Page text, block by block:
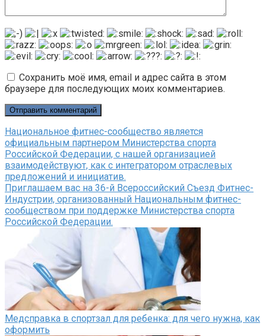
Сохранить моё имя, email и адрес сайта в этом
браузере для последующих моих комментариев.
Национальное фитнес-сообщество является
официальным партнером Министерства спорта
Российской Федерации, с нашей организацией
взаимодействуют, как с интегратором отраслевых
предложений и инициатив.
Приглашаем вас на 36-й Всероссийский Съезд Фитнес-
Индустрии, организованный Национальным фитнес-
сообществом при поддержке Министерства спорта
Российской Федерации.
Медсправка в спортзал для ребенка: для чего нужна, как
оформить